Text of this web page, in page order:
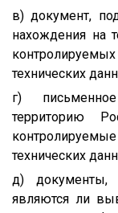
в) документ,
нахождения на
технических
г)
территорию
технических
д)
являются ли